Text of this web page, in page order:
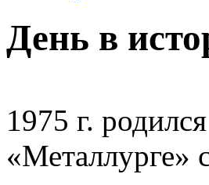
День в
1975 г.
«Металлурге»